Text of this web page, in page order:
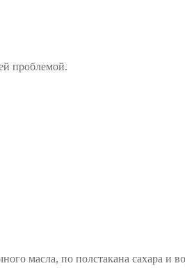
проблемой.
масла, по полстакана сахара и